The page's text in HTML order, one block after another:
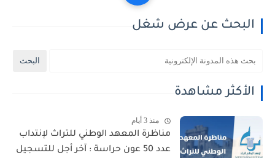
البحث عن عرض شغل
الأكثر مشاهدة
منذ 3 أيام
مناظرة المعهد الوطني للتراث لإنتداب
عدد 50 عون حراسة : آخر أجل للتسجيل